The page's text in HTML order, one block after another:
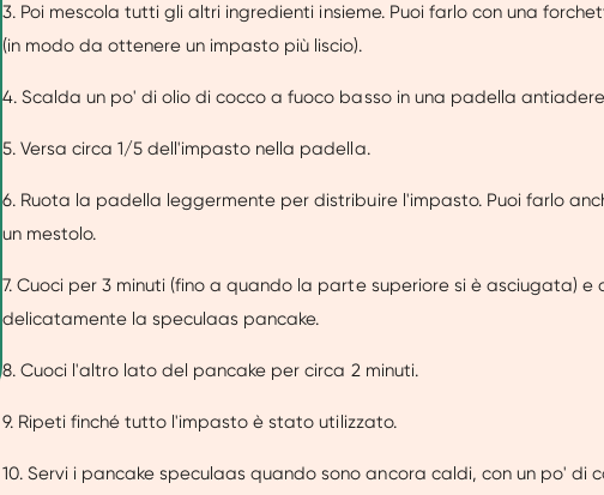
3. Poi mescola tutti gli altri ingredienti insieme. Puoi farlo con una
(in modo da ottenere un impasto più liscio).
4. Scalda un po' di olio di cocco a fuoco basso in una padella
5. Versa circa 1/5 dell'impasto nella padella.
6. Ruota la padella leggermente per distribuire l'impasto. Puoi farlo
un mestolo.
7. Cuoci per 3 minuti (fino a quando la parte superiore si è asciugata) e
delicatamente la speculaas pancake.
8. Cuoci l'altro lato del pancake per circa 2 minuti.
9. Ripeti finché tutto l'impasto è stato utilizzato.
10. Servi i pancake speculaas quando sono ancora caldi, con un po' di